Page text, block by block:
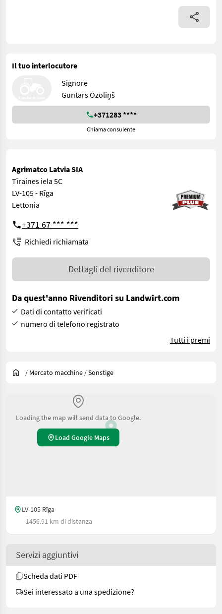
Il tuo interlocutore
Signore
Guntars Ozoliņš
+371283 ****
Chiama consulente
Agrimatco Latvia SIA
Tīraines iela 5C
LV-105 - Rīga
Lettonia
+371 67 *** ***
Richiedi richiamata
Dettagli del rivenditore
Da quest'anno Rivenditori su Landwirt.com
Dati di contatto verificati
numero di telefono registrato
Tutti i premi
/ Mercato macchine /Sonstige
Loading the map will send data to Google.
Load Google Maps
LV-105 Rīga
1456.91 km di distanza
Servizi aggiuntivi
Scheda dati PDF
Sei interessato a una spedizione?